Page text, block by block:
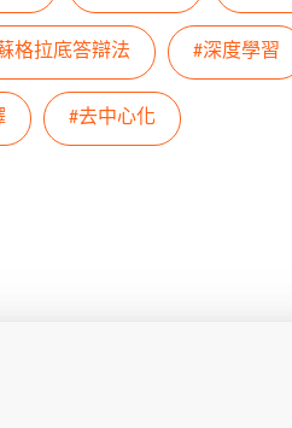
格拉底答辯法 #深度學習
#去中心化